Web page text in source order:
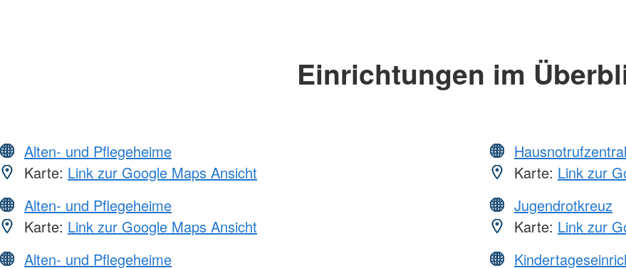
Einrichtungen im
Alten- und Pflegeheime
Karte: Link zur Google Maps Ansicht
Alten- und Pflegeheime
Karte: Link zur Google Maps Ansicht
Alten- und Pflegeheime
Karte: Link zur
Jugendrotkreuz
Karte: Link zur